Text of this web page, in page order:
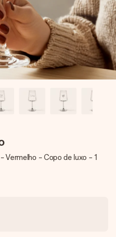
que realmente toca o
apenas todo o amor num
Vermelho - Copo de luxo - 1